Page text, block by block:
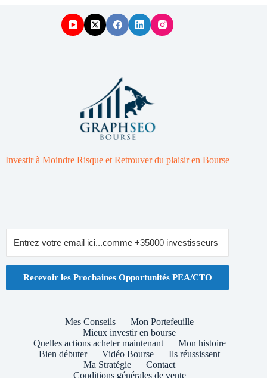
Investir à Moindre Risque et Retrouver du plaisir en Bourse
Recevoir les Prochaines Opportunités PEA/CTO
Mes Conseils
Mon Portefeuille
Mieux investir en bourse
Quelles actions acheter maintenant
Mon histoire
Bien débuter
Vidéo Bourse
Ils réussissent
Ma Stratégie
Contact
Conditions générales de vente